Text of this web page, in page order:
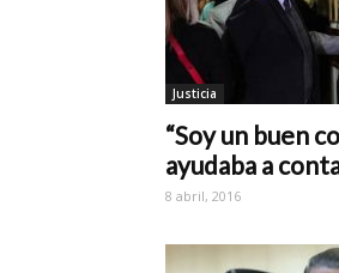
Justicia
“Soy un buen
ayudaba a
8 abril, 2016